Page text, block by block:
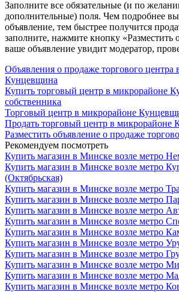
Заполните все обязательные (и по
дополнительные) поля. Чем подробнее
объявление, тем быстрее получится
заполните, нажмите кнопку «Разместить
ваше объявление увидит модератор,
Объявления о продаже торгового центра
Кунцевщина
Купить торговый центр в микрорайоне
собственника
Торговый центр в микрорайоне
Продать торговый центр в микрорайоне
Разместить объявление о продаже
Рекомендуем посмотреть
Купить магазин в Минске возле метро
Купить магазин в Минске возле метро
(Октябрьская)
Купить магазин в Минске возле метро
Купить магазин в Минске возле метро
Купить магазин в Минске возле метро
Купить магазин в Минске возле метро
Купить магазин в Минске возле метро
Купить магазин в Минске возле метро
Купить магазин в Минске возле метро
Купить магазин в Минске возле метро
Купить магазин в Минске возле метро
Купить магазин в Минске возле метро